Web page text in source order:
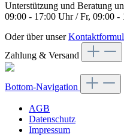
Unterstützung und Beratung
09:00 - 17:00 Uhr / Fr, 09:00 -
Oder über unser
Zahlung & Versand
Bottom-Navigation
AGB
Datenschutz
Impressum